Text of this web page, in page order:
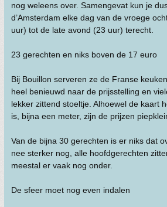
nog weleens over. Samengevat kun je
d’Amsterdam elke dag van de vroege
uur) tot de late avond (23 uur) terecht.
23 gerechten en niks boven de 17 euro
Bij Bouillon serveren ze de Franse
heel benieuwd naar de prijsstelling en
lekker zittend stoeltje. Alhoewel de kaart
is, bijna een meter, zijn de prijzen
Van de bijna 30 gerechten is er niks dat
nee sterker nog, alle hoofdgerechten
meestal er vaak nog onder.
De sfeer moet nog even indalen